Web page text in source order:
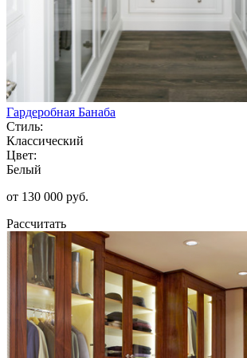
Гардеробная Банаба
Стиль:
Классический
Цвет:
Белый
от 130 000 руб.
Рассчитать